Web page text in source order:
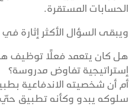
الحسابات المستقرة.
ويبقى السؤال الأكثر إثارة في
هل كان يتعمد فعلًا توظيف
إستراتيجية تفاوض مدروسة؟
أم أن شخصيته الاندفاعية
سلوكه يبدو وكأنه تطبيق حيّ